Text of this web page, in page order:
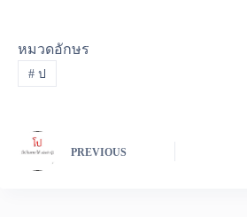
หมวดอักษร
#ป
PREVIOUS